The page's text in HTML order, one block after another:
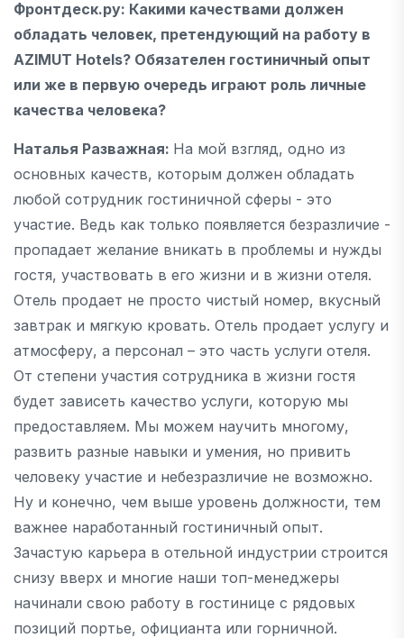
Фронтдеск.ру: Какими качествами должен
обладать человек, претендующий на работу в
AZIMUT Hotels? Обязателен гостиничный опыт
или же в первую очередь играют роль личные
качества человека?
Наталья Разважная: На мой взгляд, одно из
основных качеств, которым должен обладать
любой сотрудник гостиничной сферы - это
участие. Ведь как только появляется безразличие -
пропадает желание вникать в проблемы и нужды
гостя, участвовать в его жизни и в жизни отеля.
Отель продает не просто чистый номер, вкусный
завтрак и мягкую кровать. Отель продает услугу и
атмосферу, а персонал – это часть услуги отеля.
От степени участия сотрудника в жизни гостя
будет зависеть качество услуги, которую мы
предоставляем. Мы можем научить многому,
развить разные навыки и умения, но привить
человеку участие и небезразличие не возможно.
Ну и конечно, чем выше уровень должности, тем
важнее наработанный гостиничный опыт.
Зачастую карьера в отельной индустрии строится
снизу вверх и многие наши топ-менеджеры
начинали свою работу в гостинице с рядовых
позиций портье, официанта или горничной.